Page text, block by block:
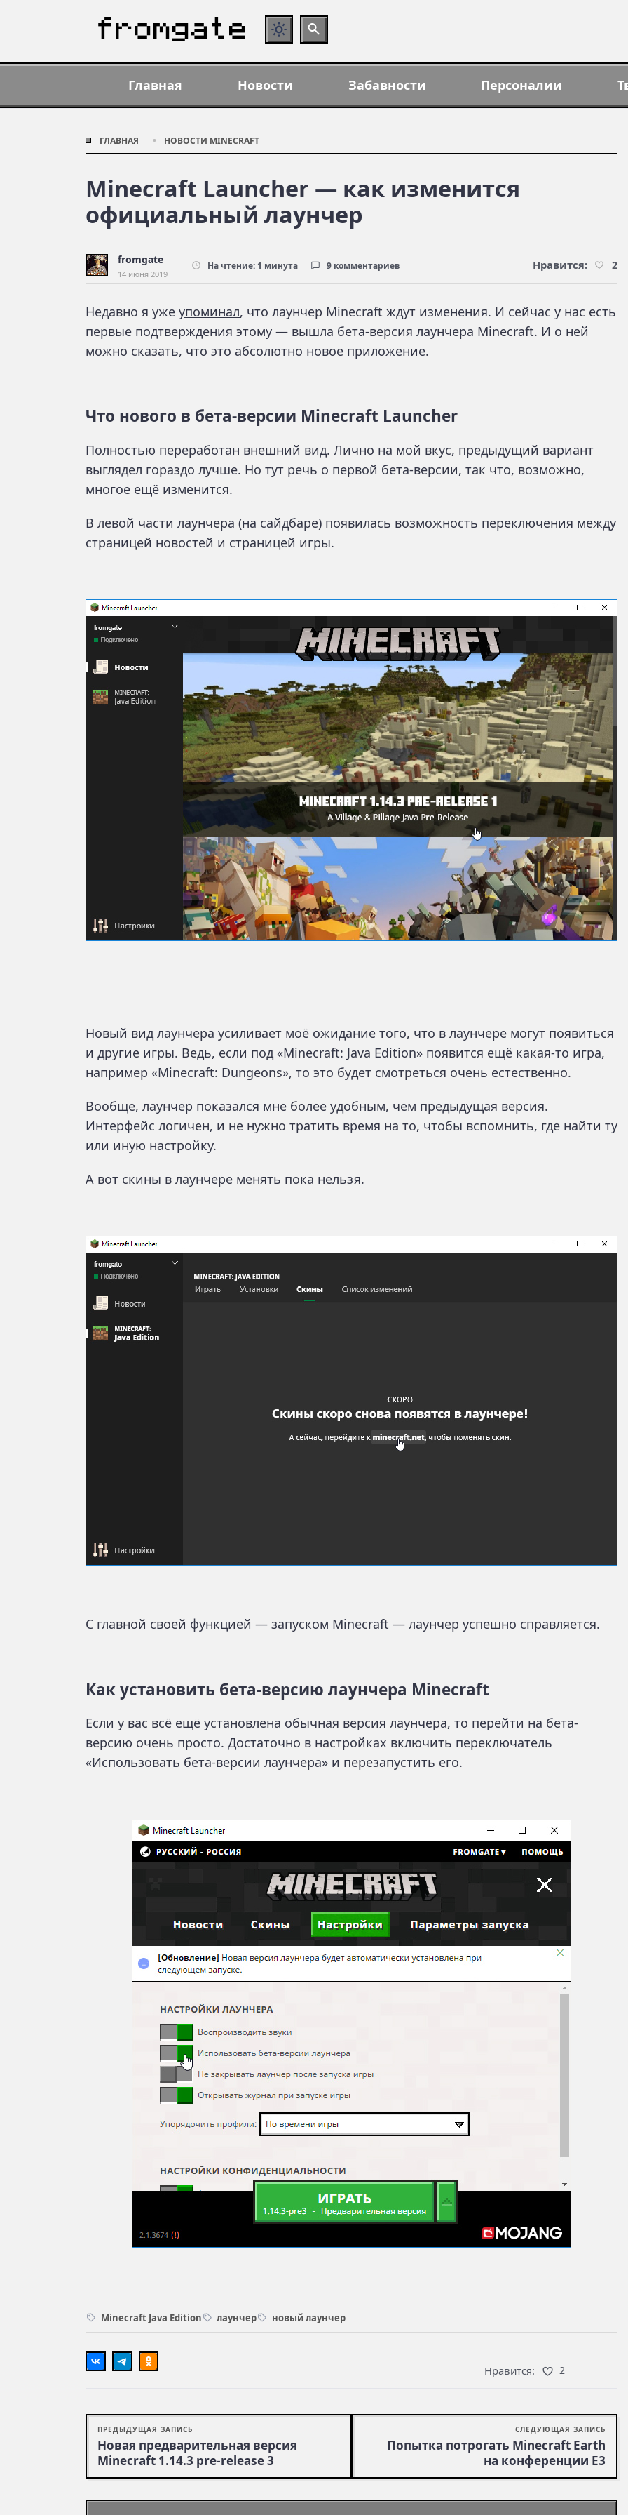
Главная Новости Забавности Персоналии
ГЛАВНАЯ НОВОСТИ MINECRAFT
Minecraft Launcher — как изменится
официальный лаунчер
fromgate
14 июня 2019
На чтение: 1 минута 9 комментариев Нравится: 2
Недавно я уже упоминал, что лаунчер Minecraft ждут изменения. И сейчас у нас есть
первые подтверждения этому — вышла бета-версия лаунчера Minecraft. И о ней
можно сказать, что это абсолютно новое приложение.
Что нового в бета-версии Minecraft Launcher
Полностью переработан внешний вид. Лично на мой вкус, предыдущий вариант
выглядел гораздо лучше. Но тут речь о первой бета-версии, так что, возможно,
многое ещё изменится.
В левой части лаунчера (на сайдбаре) появилась возможность переключения между
страницей новостей и страницей игры.
Новый вид лаунчера усиливает моё ожидание того, что в лаунчере могут появиться
и другие игры. Ведь, если под «Minecraft: Java Edition» появится ещё какая-то игра,
например «Minecraft: Dungeons», то это будет смотреться очень естественно.
Вообще, лаунчер показался мне более удобным, чем предыдущая версия.
Интерфейс логичен, и не нужно тратить время на то, чтобы вспомнить, где найти ту
или иную настройку.
А вот скины в лаунчере менять пока нельзя.
С главной своей функцией — запуском Minecraft — лаунчер успешно справляется.
Как установить бета-версию лаунчера Minecraft
Если у вас всё ещё установлена обычная версия лаунчера, то перейти на бета-
версию очень просто. Достаточно в настройках включить переключатель
«Использовать бета-версии лаунчера» и перезапустить его.
Minecraft Java Edition лаунчер новый лаунчер
Нравится: 2
ПРЕДЫДУЩАЯ ЗАПИСЬ
Новая пред­вари­тель­ная вер­сия
Minecraft 1.14.3 pre-release 3
СЛЕДУЮЩАЯ ЗАПИСЬ
Попытка потрогать Minecraft Earth
на конференции E3